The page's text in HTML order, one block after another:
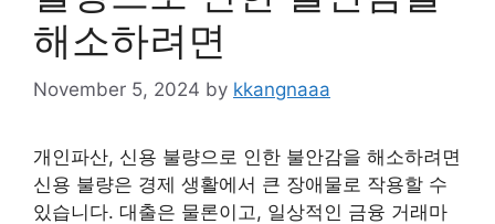
해소하려면
November 5, 2024 by kkangnaaa
개인파산, 신용 불량으로 인한 불안감을 해소하려면
신용 불량은 경제 생활에서 큰 장애물로 작용할 수
있습니다. 대출은 물론이고, 일상적인 금융 거래마